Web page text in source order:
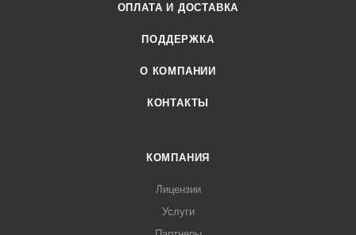
ОПЛАТА И ДОСТАВКА
ПОДДЕРЖКА
О КОМПАНИИ
КОНТАКТЫ
КОМПАНИЯ
Лицензии
Услуги